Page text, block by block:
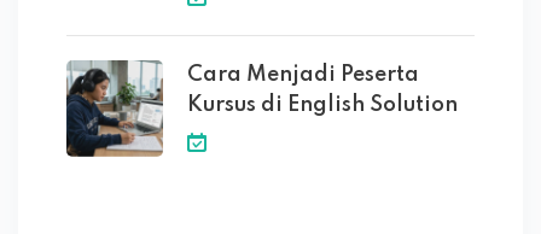
Cara Menjadi Peserta
Kursus di English Solution